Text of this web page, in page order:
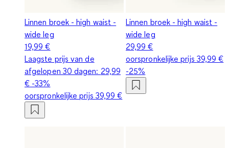
Linnen broek - high waist -
wide leg
19,99 €
Laagste prijs van de
afgelopen 30 dagen: 29,99
€ -33%
oorspronkelijke prijs 39,99 €
Linnen broek - high waist -
wide leg
29,99 €
oorspronkelijke prijs 39,99 €
-25%